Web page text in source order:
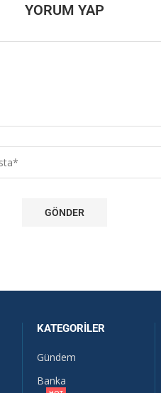
YORUM YAP
KATEGORILER
Gündem
Banka